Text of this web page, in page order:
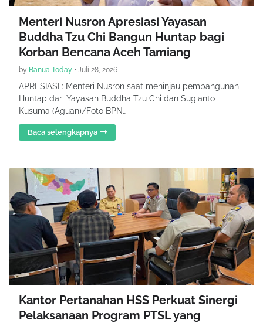
Menteri Nusron Apresiasi Yayasan
Buddha Tzu Chi Bangun Huntap bagi
Korban Bencana Aceh Tamiang
by Banua Today • Juli 28, 2026
APRESIASI : Menteri Nusron saat meninjau pembangunan
Huntap dari Yayasan Buddha Tzu Chi dan Sugianto
Kusuma (Aguan)/Foto BPN…
Baca selengkapnya
Kantor Pertanahan HSS Perkuat Sinergi
Pelaksanaan Program PTSL yang